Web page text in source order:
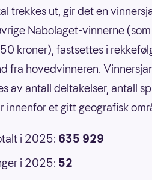
trekkes ut, gir det en
Nabolaget-vinnerne
kroner), fastsettes i
fra hovedvinneren.
av antall deltakelser, antall
innenfor et gitt geografisk
i 2025: 635 929
i 2025: 52